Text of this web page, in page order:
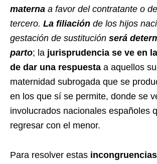
materna a favor del contratante o
tercero. La filiación de los hijos
gestación de sustitución será
parto; la jurisprudencia se ve en
de dar una respuesta a aquellos
maternidad subrogada que se
en los que sí se permite, donde se
involucrados nacionales españoles
regresar con el menor.
Para resolver estas